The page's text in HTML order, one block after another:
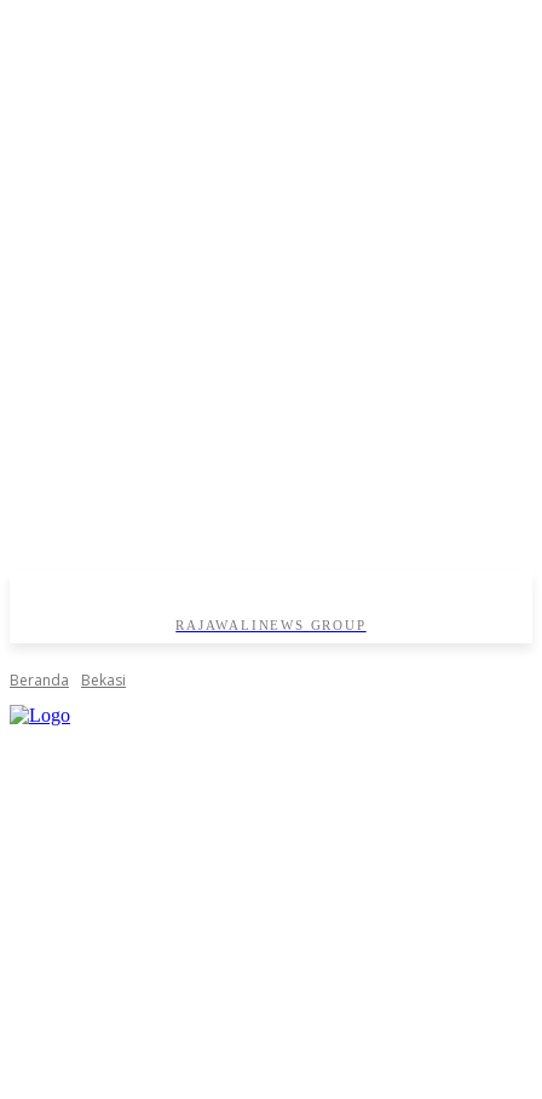
RAJAWALINEWS GROUP
Beranda Bekasi